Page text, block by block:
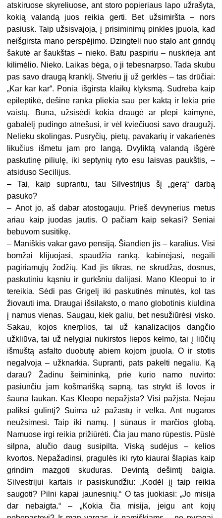
atskiruose skyreliuose, ant storo popieriaus lapo užrašyta,
kokią valandą juos reikia gerti. Bet užsimiršta – nors
pasiusk. Taip užsisvajoja, į prisiminimų pinkles įpuola, kad
neišgirsta mano perspėjimo. Dzingteli nuo stalo ant grindų
šakutė ar šaukštas – nieko. Batu paspiriu – nuskrieja ant
kilimėlio. Nieko. Laikas bėga, o ji tebesnarpso. Tada skubu
pas savo draugą kranklį. Stveriu jį už gerklės – tas drūčiai:
„Kar kar kar“. Ponia išgirsta klaikų klyksmą. Sudreba kaip
epileptikė, dešine ranka pliekia sau per kaktą ir lekia prie
vaistų. Būna, užsisėdi kokia draugė ar plepi kaimynė,
gabalėlį pudingo atnešusi, ir vėl kviečiuosi savo draugužį.
Nelieku skolingas. Pusryčių, pietų, pavakarių ir vakarienės
likučius išmetu jam pro langą. Dvyliktą valandą išgėrė
paskutinę piliulę, iki septynių ryto esu laisvas paukštis, –
atsiduso Secilijus.
–Tai, kaip suprantu, tau Silvestrijus šį „gerą“ darbą
pasuko?
– Anot jo, aš dabar atostogauju. Prieš devynerius metus
ariau kaip juodas jautis. O pačiam kaip sekasi? Seniai
bebuvom susitikę.
– Maniškis vakar gavo pensiją. Šiandien jis – karalius. Visi
bomžai klijuojasi, spaudžia ranką, kabinėjasi, negaili
pagiriamųjų žodžių. Kad jis tikras, ne skrudžas, dosnus,
paskutiniu kąsniu ir gurkšniu dalijasi. Mano Kleopui to ir
tereikia. Sėdi pas Grigelį iki paskutinės minutės, kol tas
žiovauti ima. Draugai išsilaksto, o mano globotinis kiuldina
į namus vienas. Saugau, kiek galiu, bet nesužiūrėsi visko.
Sakau, kojos knerplios, tai už kanalizacijos dangčio
užkliūva, tai už nelygiai nukirstos liepos kelmo, tai į liūčių
išmuštą asfalto duobutę abiem kojom įpuola. O ir stotis
negalvoja – užknarkia. Supranti, pats pakelti negaliu. Ką
darau? Žadinu šeimininką, prie kurio namo nuvirto:
pasiunčiu jam košmarišką sapną, tas strykt iš lovos ir
šauna laukan. Kas Kleopo nepažįsta? Visi pažįsta. Nejau
paliksi gulintį? Suima už pažastų ir velka. Ant nugaros
neužsimesi. Taip iki namų. Į sūnaus ir marčios globą.
Namuose irgi reikia prižiūrėti. Čia jau mano rūpestis. Pūslė
silpna, alučio daug susipilta. Viską sudėjus – kelios
kvortos. Nepažadinsi, pragulės iki ryto kiaurai šlapias kaip
grindim mazgoti skuduras. Devintą dešimtį baigia.
Silvestrijui kartais ir pasiskundžiu: „Kodėl jį taip reikia
saugoti? Pilni kapai jaunesnių.“ O tas juokiasi: „Jo misija
dar nebaigta.“ – „Kokia čia misija, jeigu ant kojų